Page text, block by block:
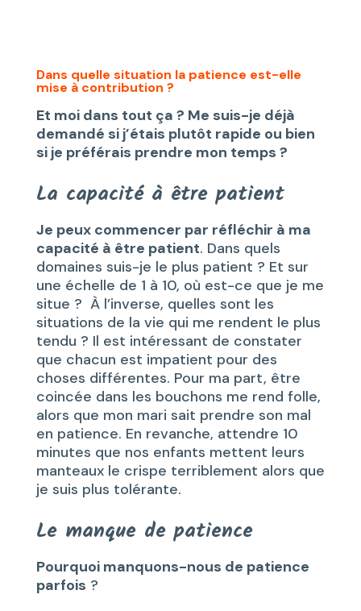
Dans quelle situation la patience est-elle
mise à contribution ?
Et moi dans tout ça ? Me suis-je déjà
demandé si j’étais plutôt rapide ou bien
si je préférais prendre mon temps ?
La capacité à être patient
Je peux commencer par réfléchir à ma
capacité à être patient. Dans quels
domaines suis-je le plus patient ? Et sur
une échelle de 1 à 10, où est-ce que je me
situe ? À l’inverse, quelles sont les
situations de la vie qui me rendent le plus
tendu ? Il est intéressant de constater
que chacun est impatient pour des
choses différentes. Pour ma part, être
coincée dans les bouchons me rend folle,
alors que mon mari sait prendre son mal
en patience. En revanche, attendre 10
minutes que nos enfants mettent leurs
manteaux le crispe terriblement alors que
je suis plus tolérante.
Le manque de patience
Pourquoi manquons-nous de patience
parfois ?